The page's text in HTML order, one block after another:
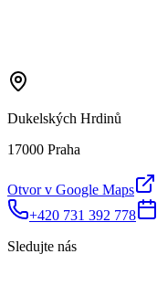
Dukelských Hrdinů
17000 Praha
Otvor v Google Maps
+420 731 392 778
Sledujte nás